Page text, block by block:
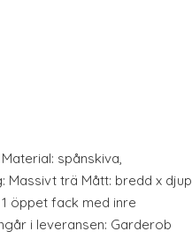
spånskiva,
Massivt trä Mått: bredd x djup
öppet fack med inre
i leveransen: Garderob